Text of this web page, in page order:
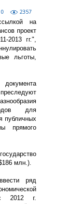
0
2357
на
проект
2013 гг.",
льготы,
для
публичных
прямого
млн.).
ряд
с 2012 г.